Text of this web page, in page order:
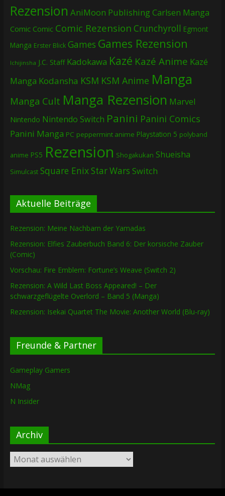
Rezension AniMoon PublishingCarlsen Manga
Comic Comic Comic Rezension Crunchyroll Egmont
Manga Erster Blick Games Games Rezension
Ichijinsha J.C. Staff Kadokawa Kazé Kazé Anime Kazé
Manga Kodansha KSM KSM Anime Manga
Manga Cult Manga Rezension Marvel
Nintendo Nintendo Switch Panini Panini Comics
Panini Manga PC peppermint anime Playstation 5 polyband
anime PS5 Rezension Shogakukan Shueisha
Simulcast Square EnixStar Wars Switch
Aktuelle Beiträge
Rezension: Meine Nachbarn der Yamadas
Rezension: Elfies Zauberbuch Band 6: Der korsische Zauber
(Comic)
Vorschau: Fire Emblem: Fortune’s Weave (Switch 2)
Rezension: A Wild Last Boss Appeared! – Der
schwarzgeflügelte Overlord – Band 5 (Manga)
Rezension: Isekai Quartet The Movie: Another World (Blu-ray)
Freunde & Partner
Gameplay Gamers
NMag
N Insider
Archiv
Archiv